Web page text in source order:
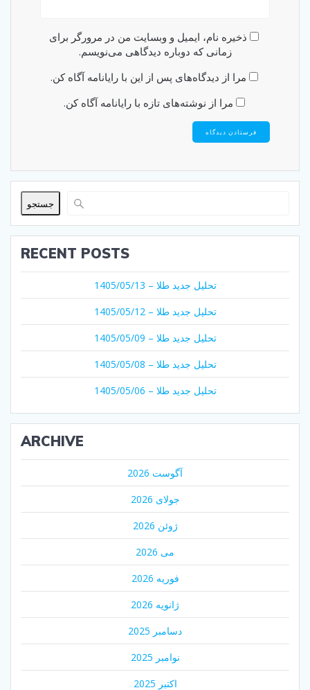
ذخیره نام، ایمیل و وبسایت من در مرورگر برای
زمانی که دوباره دیدگاهی می‌نویسم.
مرا از دیدگاه‌های پس از این با رایانامه آگاه کن.
مرا از نوشته‌های تازه با رایانامه آگاه کن.
جستجو
RECENT POSTS
تحلیل جدید طلا – 1405/05/13
تحلیل جدید طلا – 1405/05/12
تحلیل جدید طلا – 1405/05/09
تحلیل جدید طلا – 1405/05/08
تحلیل جدید طلا – 1405/05/06
ARCHIVE
آگوست 2026
جولای 2026
ژوئن 2026
می 2026
فوریه 2026
ژانویه 2026
دسامبر 2025
نوامبر 2025
اکتبر 2025